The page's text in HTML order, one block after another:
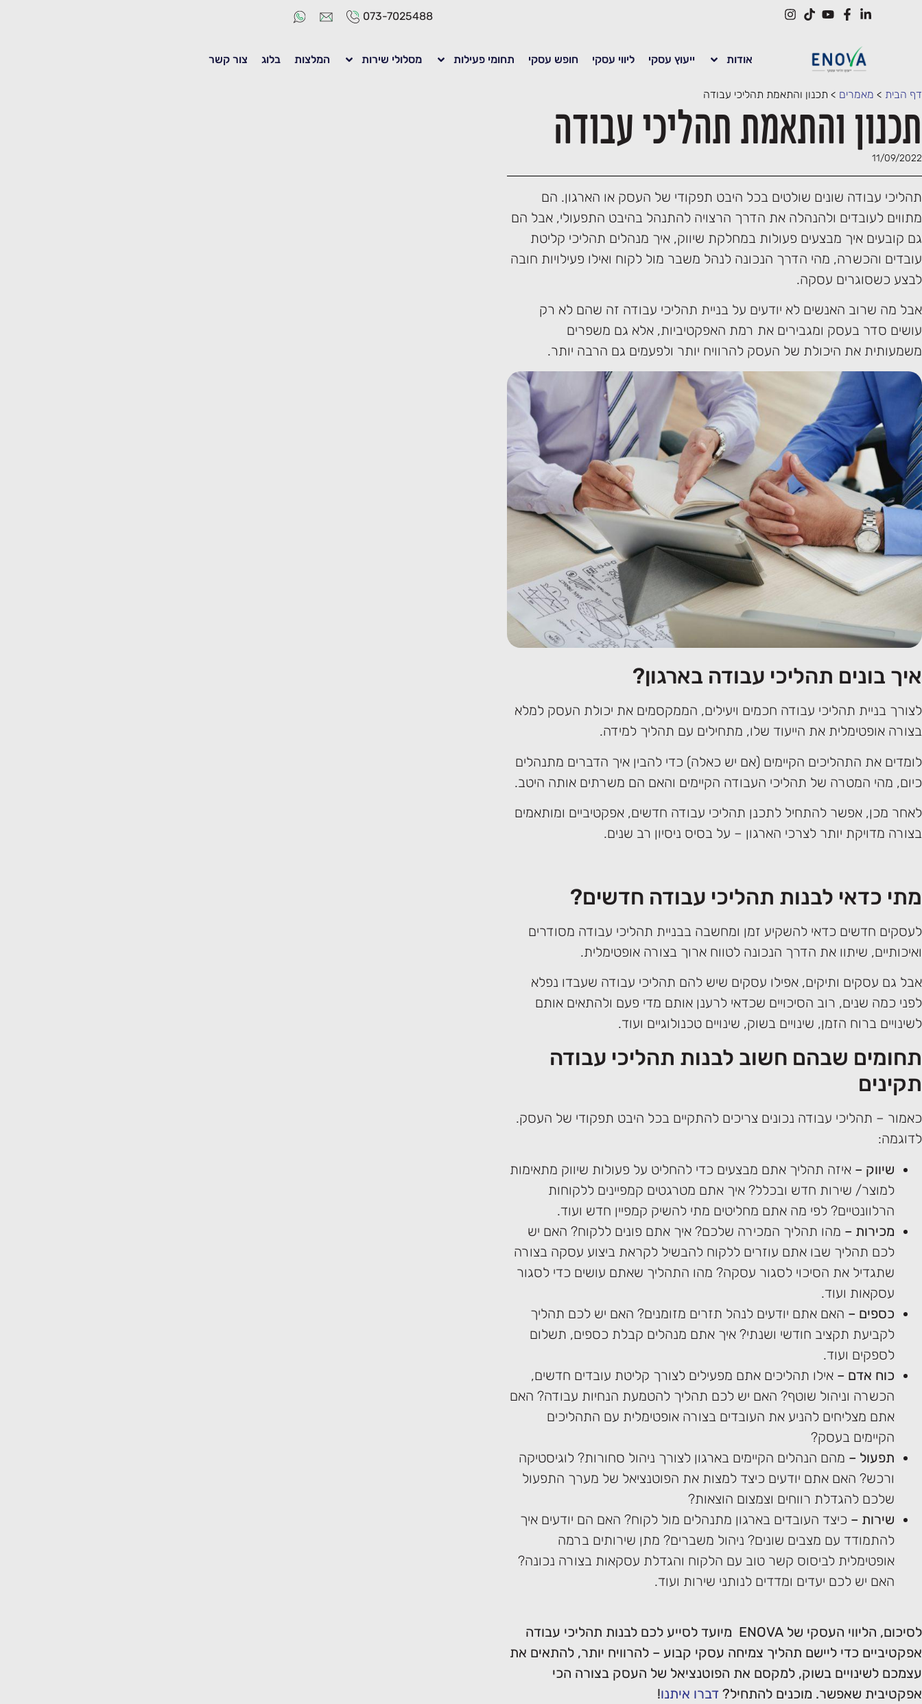
073-7025488
אודות ייעוץ עסקי ליווי עסקי חופש עסקי תחומי פעילות מסלולי שירות המלצות בלוג צור קשר
דף הבית > מאמרים > תכנון והתאמת תהליכי עבודה
תכנון והתאמת תהליכי עבודה
11/09/2022
תהליכי עבודה שונים שולטים בכל היבט תפקודי של העסק או הארגון. הם
מתווים לעובדים ולהנהלה את הדרך הרצויה להתנהל בהיבט התפעולי, אבל הם
גם קובעים איך מבצעים פעולות במחלקת שיווק, איך מנהלים תהליכי קליטת
עובדים והכשרה, מהי הדרך הנכונה לנהל משבר מול לקוח ואילו פעילויות חובה
לבצע כשסוגרים עסקה.
אבל מה שרוב האנשים לא יודעים על בניית תהליכי עבודה זה שהם לא רק
עושים סדר בעסק ומגבירים את רמת האפקטיביות, אלא גם משפרים
משמעותית את היכולת של העסק להרוויח יותר ולפעמים גם הרבה יותר.
איך בונים תהליכי עבודה בארגון?
לצורך בניית תהליכי עבודה חכמים ויעילים, הממקסמים את יכולת העסק למלא
בצורה אופטימלית את הייעוד שלו, מתחילים עם תהליך למידה.
לומדים את התהליכים הקיימים (אם יש כאלה) כדי להבין איך הדברים מתנהלים
כיום, מהי המטרה של תהליכי העבודה הקיימים והאם הם משרתים אותה היטב.
לאחר מכן, אפשר להתחיל לתכנן תהליכי עבודה חדשים, אפקטיביים ומותאמים
בצורה מדויקת יותר לצרכי הארגון – על בסיס ניסיון רב שנים.
מתי כדאי לבנות תהליכי עבודה חדשים?
לעסקים חדשים כדאי להשקיע זמן ומחשבה בבניית תהליכי עבודה מסודרים
ואיכותיים, שיתוו את הדרך הנכונה לטווח ארוך בצורה אופטימלית.
אבל גם עסקים ותיקים, אפילו עסקים שיש להם תהליכי עבודה שעבדו נפלא
לפני כמה שנים, רוב הסיכויים שכדאי לרענן אותם מדי פעם ולהתאים אותם
לשינויים ברוח הזמן, שינויים בשוק, שינויים טכנולוגיים ועוד.
תחומים שבהם חשוב לבנות תהליכי עבודה
תקינים
כאמור – תהליכי עבודה נכונים צריכים להתקיים בכל היבט תפקודי של העסק.
לדוגמה:
שיווק – איזה תהליך אתם מבצעים כדי להחליט על פעולות שיווק מתאימות
למוצר/ שירות חדש ובכלל? איך אתם מטרגטים קמפיינים ללקוחות
הרלוונטיים? לפי מה אתם מחליטים מתי להשיק קמפיין חדש ועוד.
מכירות – מהו תהליך המכירה שלכם? איך אתם פונים ללקוח? האם יש
לכם תהליך שבו אתם עוזרים ללקוח להבשיל לקראת ביצוע עסקה בצורה
שתגדיל את הסיכוי לסגור עסקה? מהו התהליך שאתם עושים כדי לסגור
עסקאות ועוד.
כספים – האם אתם יודעים לנהל תזרים מזומנים? האם יש לכם תהליך
לקביעת תקציב חודשי ושנתי? איך אתם מנהלים קבלת כספים, תשלום
לספקים ועוד.
כוח אדם – אילו תהליכים אתם מפעילים לצורך קליטת עובדים חדשים,
הכשרה וניהול שוטף? האם יש לכם תהליך להטמעת הנחיות עבודה? האם
אתם מצליחים להניע את העובדים בצורה אופטימלית עם התהליכים
הקיימים בעסק?
תפעול – מהם הנהלים הקיימים בארגון לצורך ניהול סחורות? לוגיסטיקה
ורכש? האם אתם יודעים כיצד למצות את הפוטנציאל של מערך התפעול
שלכם להגדלת רווחים וצמצום הוצאות?
שירות – כיצד העובדים בארגון מתנהלים מול לקוח? האם הם יודעים איך
להתמודד עם מצבים שונים? ניהול משברים? מתן שירותים ברמה
אופטימלית לביסוס קשר טוב עם הלקוח והגדלת עסקאות בצורה נכונה?
האם יש לכם יעדים ומדדים לנותני שירות ועוד.
לסיכום, הליווי העסקי של ENOVA מיועד לסייע לכם לבנות תהליכי עבודה
אפקטיביים כדי ליישם תהליך צמיחה עסקי קבוע – להרוויח יותר, להתאים את
עצמכם לשינויים בשוק, למקסם את הפוטנציאל של העסק בצורה הכי
אפקטיבית שאפשר. מוכנים להתחיל? דברו איתנו!